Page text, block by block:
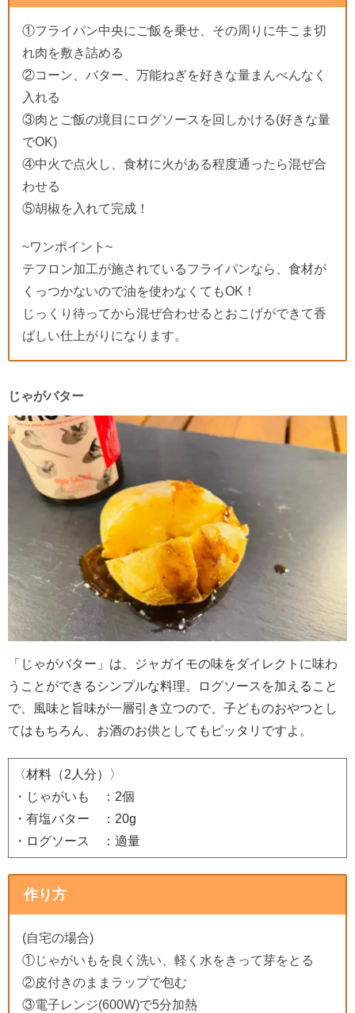
①フライパン中央にご飯を乗せ、その周りに牛こま切
れ肉を敷き詰める
②コーン、バター、万能ねぎを好きな量まんべんなく
入れる
③肉とご飯の境目にログソースを回しかける(好きな量
でOK)
④中火で点火し、食材に火がある程度通ったら混ぜ合
わせる
⑤胡椒を入れて完成！
~ワンポイント~
テフロン加工が施されているフライパンなら、食材が
くっつかないので油を使わなくてもOK！
じっくり待ってから混ぜ合わせるとおこげができて香
ばしい仕上がりになります。
じゃがバター
「じゃがバター」は、ジャガイモの味をダイレクトに味わ
うことができるシンプルな料理。ログソースを加えること
で、風味と旨味が一層引き立つので、子どものおやつとし
てはもちろん、お酒のお供としてもピッタリですよ。
〈材料（2人分）〉
・じゃがいも ：2個
・有塩バター ：20g
・ログソース ：適量
作り方
(自宅の場合)
①じゃがいもを良く洗い、軽く水をきって芽をとる
②皮付きのままラップで包む
③電子レンジ(600W)で5分加熱